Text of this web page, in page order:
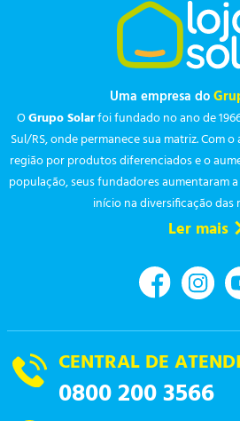
Uma empresa do
OGrupo Solarfoi fundado no ano de
Sul/RS, onde permanece sua matriz. Com
região por produtos diferenciados e o
população, seus fundadores aumentaram
início na diversificação das
Ler mais
CENTRAL DE
0800 200 3566